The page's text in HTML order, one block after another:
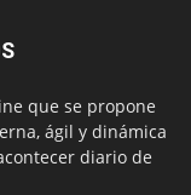
que se propone
ágil y dinámica
diario de